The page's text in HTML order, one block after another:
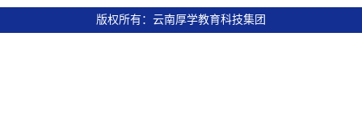
版权所有：云南厚学教育科技集团
滇ICP备16005908号-13